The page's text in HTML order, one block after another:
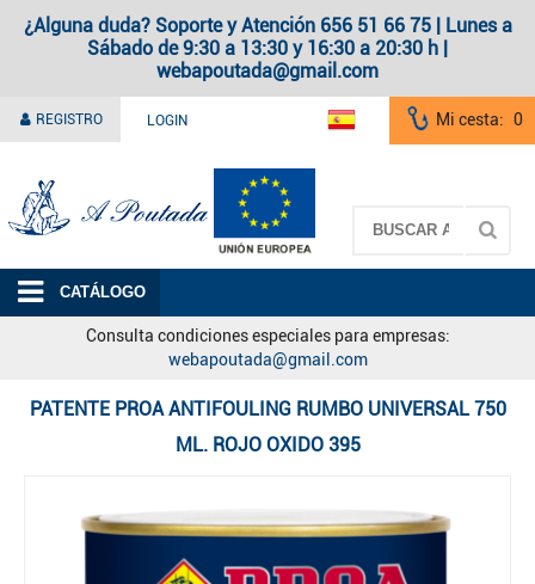
¿Alguna duda? Soporte y Atención 656 51 66 75 | Lunes a
Sábado de 9:30 a 13:30 y 16:30 a 20:30 h |
webapoutada@gmail.com
REGISTRO LOGIN Mi cesta: 0
CATÁLOGO
Consulta condiciones especiales para empresas:
webapoutada@gmail.com
PATENTE PROA ANTIFOULING RUMBO UNIVERSAL 750
ML. ROJO OXIDO 395